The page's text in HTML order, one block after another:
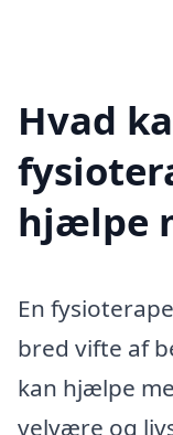
Hvad
hjælpe
En
bred vifte af
kan hjælpe
velvære og